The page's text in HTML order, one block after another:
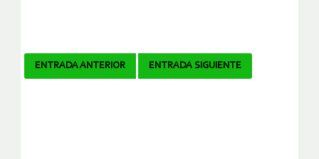
Navegador
ENTRADA ANTERIOR ENTRADA SIGUIENTE